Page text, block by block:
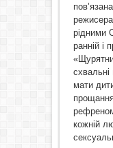
рідними
ранній і
схвальні
мати
кожній